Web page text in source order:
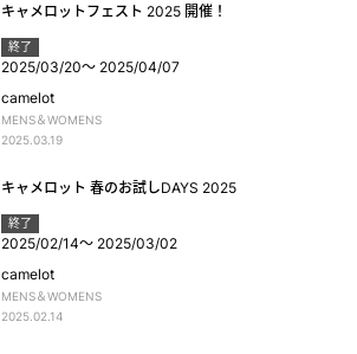
キャメロットフェスト 2025 開催！
終了
2025/03/20～ 2025/04/07
camelot
MENS＆WOMENS
2025.03.19
キャメロット 春のお試しDAYS 2025
終了
2025/02/14～ 2025/03/02
camelot
MENS＆WOMENS
2025.02.14